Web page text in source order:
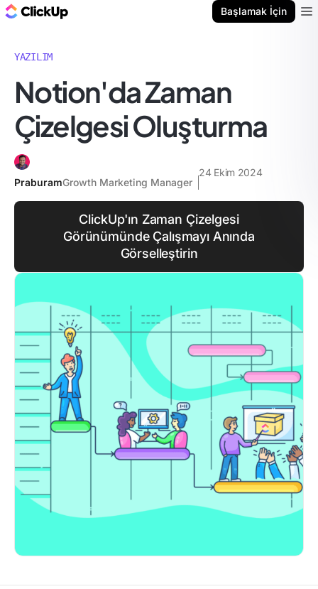
Başlamak İçin
YAZILIM
Notion'da Zaman
Çizelgesi Oluşturma
PraburamGrowth Marketing Manager
24 Ekim 2024
ClickUp'ın Zaman Çizelgesi
Görünümünde Çalışmayı Anında
Görselleştirin